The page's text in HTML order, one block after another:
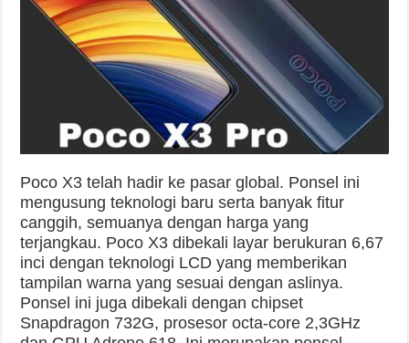
Poco X3 telah hadir ke pasar global. Ponsel ini
mengusung teknologi baru serta banyak fitur
canggih, semuanya dengan harga yang
terjangkau. Poco X3 dibekali layar berukuran 6,67
inci dengan teknologi LCD yang memberikan
tampilan warna yang sesuai dengan aslinya.
Ponsel ini juga dibekali dengan chipset
Snapdragon 732G, prosesor octa-core 2,3GHz